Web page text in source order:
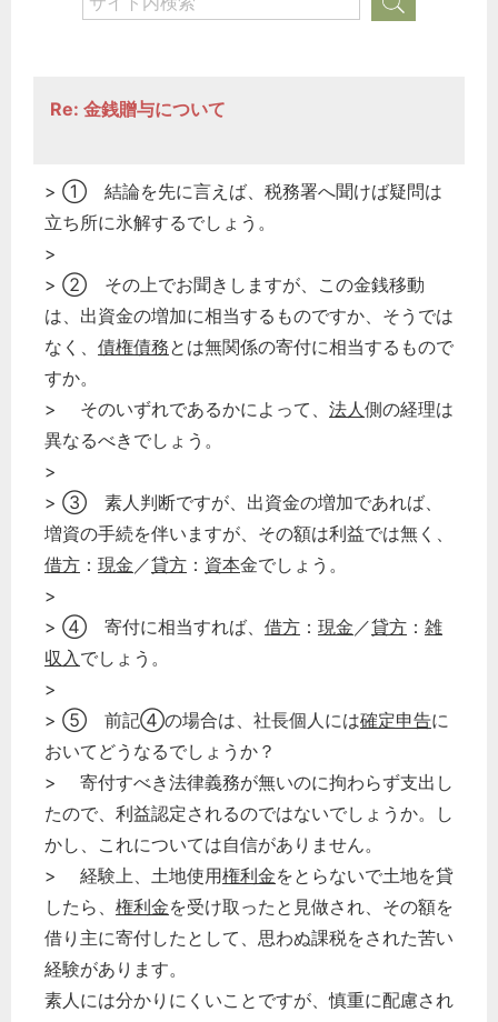
Re: 金銭贈与について
> ① 結論を先に言えば、税務署へ聞けば疑問は
立ち所に氷解するでしょう。
>
> ② その上でお聞きしますが、この金銭移動
は、出資金の増加に相当するものですか、そうでは
なく、 債権債務とは無関係の寄付に相当するもので
すか。
> そのいずれであるかによって、 法人側の経理は
異なるべきでしょう。
>
> ③ 素人判断ですが、出資金の増加であれば、
増資の手続を伴いますが、その額は利益では無く、
借方 ： 現金 ／貸方 ： 資本金でしょう。
>
> ④ 寄付に相当すれば、 借方 ： 現金 ／貸方 ： 雑
収入でしょう。
>
> ⑤ 前記④の場合は、社長個人には確定申告に
おいてどうなるでしょうか？
> 寄付すべき法律義務が無いのに拘わらず支出し
たので、利益認定されるのではないでしょうか。し
かし、これについては自信がありません。
> 経験上、土地使用権利金をとらないで土地を貸
したら、 権利金を受け取ったと見做され、その額を
借り主に寄付したとして、思わぬ課税をされた苦い
経験があります。
素人には分かりにくいことですが、慎重に配慮され